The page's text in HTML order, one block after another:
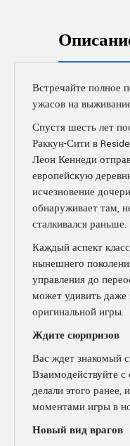
Встречайте полное
ужасов на
Спустя шесть лет
Раккун-Сити в
Леон Кеннеди
европейскую
исчезновение
обнаруживает там,
сталкивался раньше.
Каждый аспект
нынешнего
управления до
может удивить даже
оригинальной игры.
Ждите сюрпризов
Вас ждет знакомый
Взаимодействуйте
делали этого ранее,
моментами игры в
Новый вид врагов